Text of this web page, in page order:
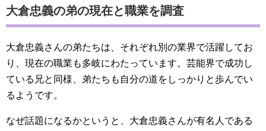
大倉忠義の弟の現在と職業を調査
大倉忠義さんの弟たちは、それぞれ別の業界で活躍してお
り、現在の職業も多岐にわたっています。芸能界で成功し
ている兄と同様、弟たちも自分の道をしっかりと歩んでい
るようです。
なぜ話題になるかというと、大倉忠義さんが有名人である